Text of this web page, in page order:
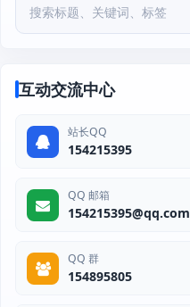
互动交流中心
站长QQ
154215395
QQ 邮箱
154215395@qq.com
QQ 群
154895805